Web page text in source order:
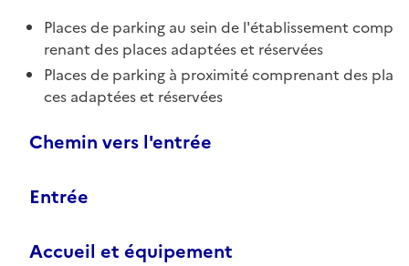
Places de parking au sein de l'établissement comp
renant des places adaptées et réservées
Places de parking à proximité comprenant des pla
ces adaptées et réservées
Chemin vers l'entrée
Entrée
Accueil et équipement